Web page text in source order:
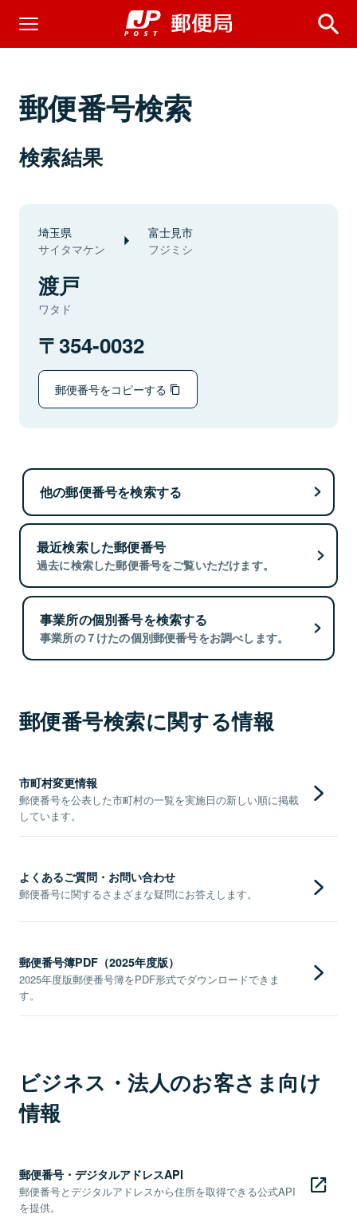
郵便番号検索
検索結果
埼玉県
サイタマケン
富士見市
フジミシ
渡戸
ワタド
354-0032
郵便番号をコピーする
他の郵便番号を検索する
最近検索した郵便番号
過去に検索した郵便番号をご覧いただけます。
事業所の個別番号を検索する
事業所の７けたの個別郵便番号をお調べします。
郵便番号検索に関する情報
市町村変更情報
郵便番号を公表した市町村の一覧を実施日の新しい順に掲載
しています。
よくあるご質問・お問い合わせ
郵便番号に関するさまざまな疑問にお答えします。
郵便番号簿PDF（2025年度版）
2025年度版郵便番号簿をPDF形式でダウンロードできま
す。
ビジネス・法人のお客さま向け
情報
郵便番号・デジタルアドレスAPI
郵便番号とデジタルアドレスから住所を取得できる公式API
を提供。